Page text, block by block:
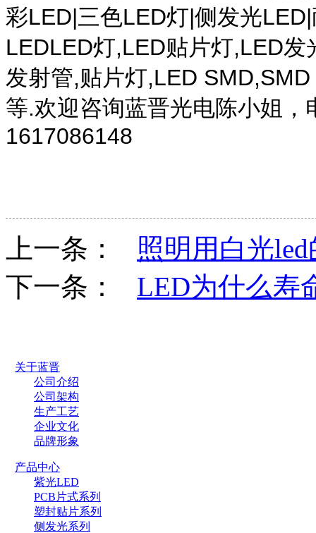
彩LED|三色LED灯|侧发光
LEDLED灯,LED贴片灯,LED
发射管,贴片灯,LED
等.欢迎咨询蓝晋光电陈小姐
1617086148
上一条： 照明用白光
下一条： LED为什么寿
关于蓝晋
公司介绍
公司架构
生产工艺
企业文化
品牌形象
产品中心
紫光LED
PCB片式系列
塑封贴片系列
侧发光系列